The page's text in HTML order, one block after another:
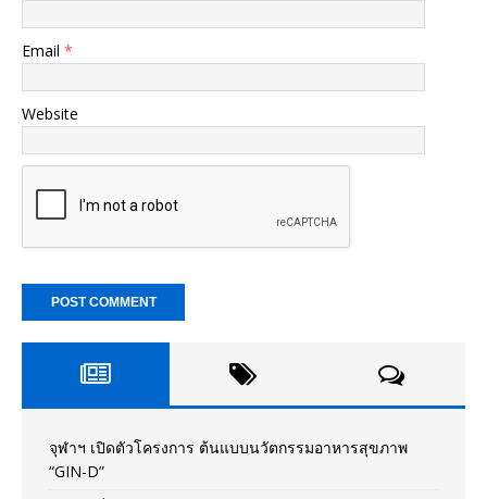
Email *
Website
จุฬาฯ เปิดตัวโครงการ ต้นแบบนวัตกรรมอาหารสุขภาพ
“GIN-D”